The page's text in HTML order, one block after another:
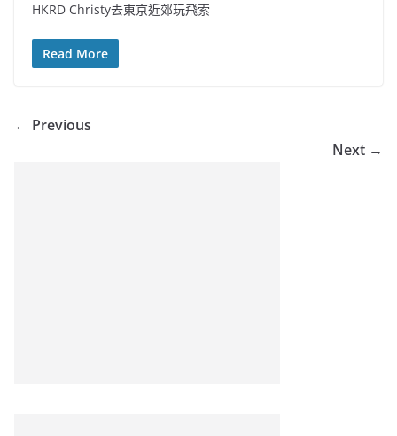
HKRD Christy去東京近郊玩飛索
Read More
← Previous
Next →